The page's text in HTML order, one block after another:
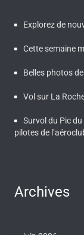
Explorez de
Cette semaine
Belles photos
Vol sur La
Survol du Pic
pilotes de
Archives